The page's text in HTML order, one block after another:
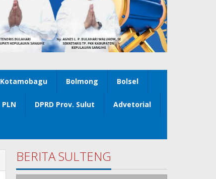
Kotamobagu Bolmong Bolsel
PLN DPRD Prov. Sulut Advetorial
BERITA SULTENG